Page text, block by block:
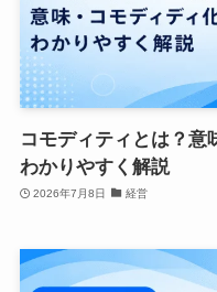
コモディティとは？意
わかりやすく解説
2026年7月8日 経営